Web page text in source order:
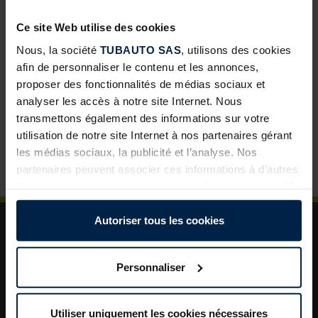
Ce site Web utilise des cookies
Nous, la société TUBAUTO SAS , utilisons des cookies
afin de personnaliser le contenu et les annonces,
proposer des fonctionnalités de médias sociaux et
analyser les accès à notre site Internet. Nous
transmettons également des informations sur votre
utilisation de notre site Internet à nos partenaires gérant
les médias sociaux, la publicité et l’analyse. Nos
partenaires peuvent associer ces informations à d’autres
ont collectées dans le cadre de votre utilisation des
Légalement, nous pouvons stocker des cookies sur votre
fonctionnement de ce site. Pour tous les autres types de
cookies, nous avons besoin de votre autorisation. Vous
Autoriser tous les cookies
Personnaliser
Utiliser uniquement les cookies nécessaires
Abris de jardin avec toit lounge : une solution à forte
valeur ajoutée pour vos clients
Porte de garage sectionnelle : un incontournable pour
développer vos ventes
La porte de garage : un levier de valorisation pour vos
projets clients
Plus de sécurité dans le jardin : un aménagement
astucieux pour plus d’ordre et de rangement
A propos de TUBAUTO